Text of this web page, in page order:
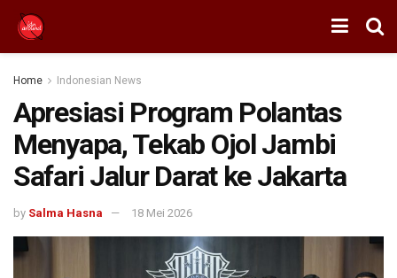
Home Indonesian News
Apresiasi Program Polantas
Menyapa, Tekab Ojol Jambi
Safari Jalur Darat ke Jakarta
by Salma Hasna 18 Mei 2026